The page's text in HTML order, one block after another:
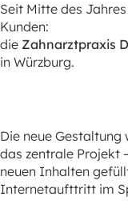
Seit Mitte des
Kunden:
die Zahnarztpraxis
in Würzburg.
Die neue Gestaltung
das zentrale Projekt
neuen Inhalten
Internetaufttritt im